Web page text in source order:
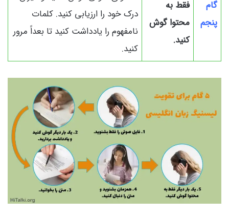
گام
پنجم
فقط به
محتوا گوش
کنید.
درک خود را ارزیابی کنید. کلمات
نامفهوم را یادداشت کنید تا بعداً مرور
کنید.